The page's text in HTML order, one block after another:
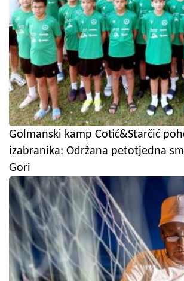
Golmanski kamp Cotić&Starčić
izabranika: Održana petotjedna
Gori